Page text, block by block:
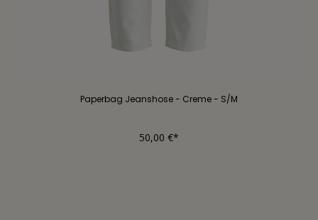
Paperbag Jeanshose - Creme - S/M
50,00 €*